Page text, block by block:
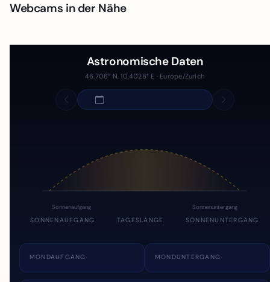
Webcams in der Nähe
Astronomische Daten
46.706° N, 10.4028° E · Europe/Zurich
Sonnenaufgang Sonnenuntergang
SONNENAUFGANG TAGESLÄNGE SONNENUNTERGANG
MONDAUFGANG MONDUNTERGANG